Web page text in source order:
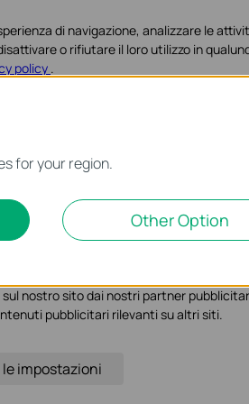
cui 4
TL-SG1218MP
Switch Rackmount 18 Porte Gigabit
2
TL-SG1210P
Switch Desktop 10 porte Gigabit, 8
porte PoE+
for your region.
Other Option
di navigazione, analizzare le
o rifiutare il loro utilizzo in
policy .
del sito e non possono
nostro sito dai nostri partner
pubblicitari rilevanti su altri siti.
le impostazioni